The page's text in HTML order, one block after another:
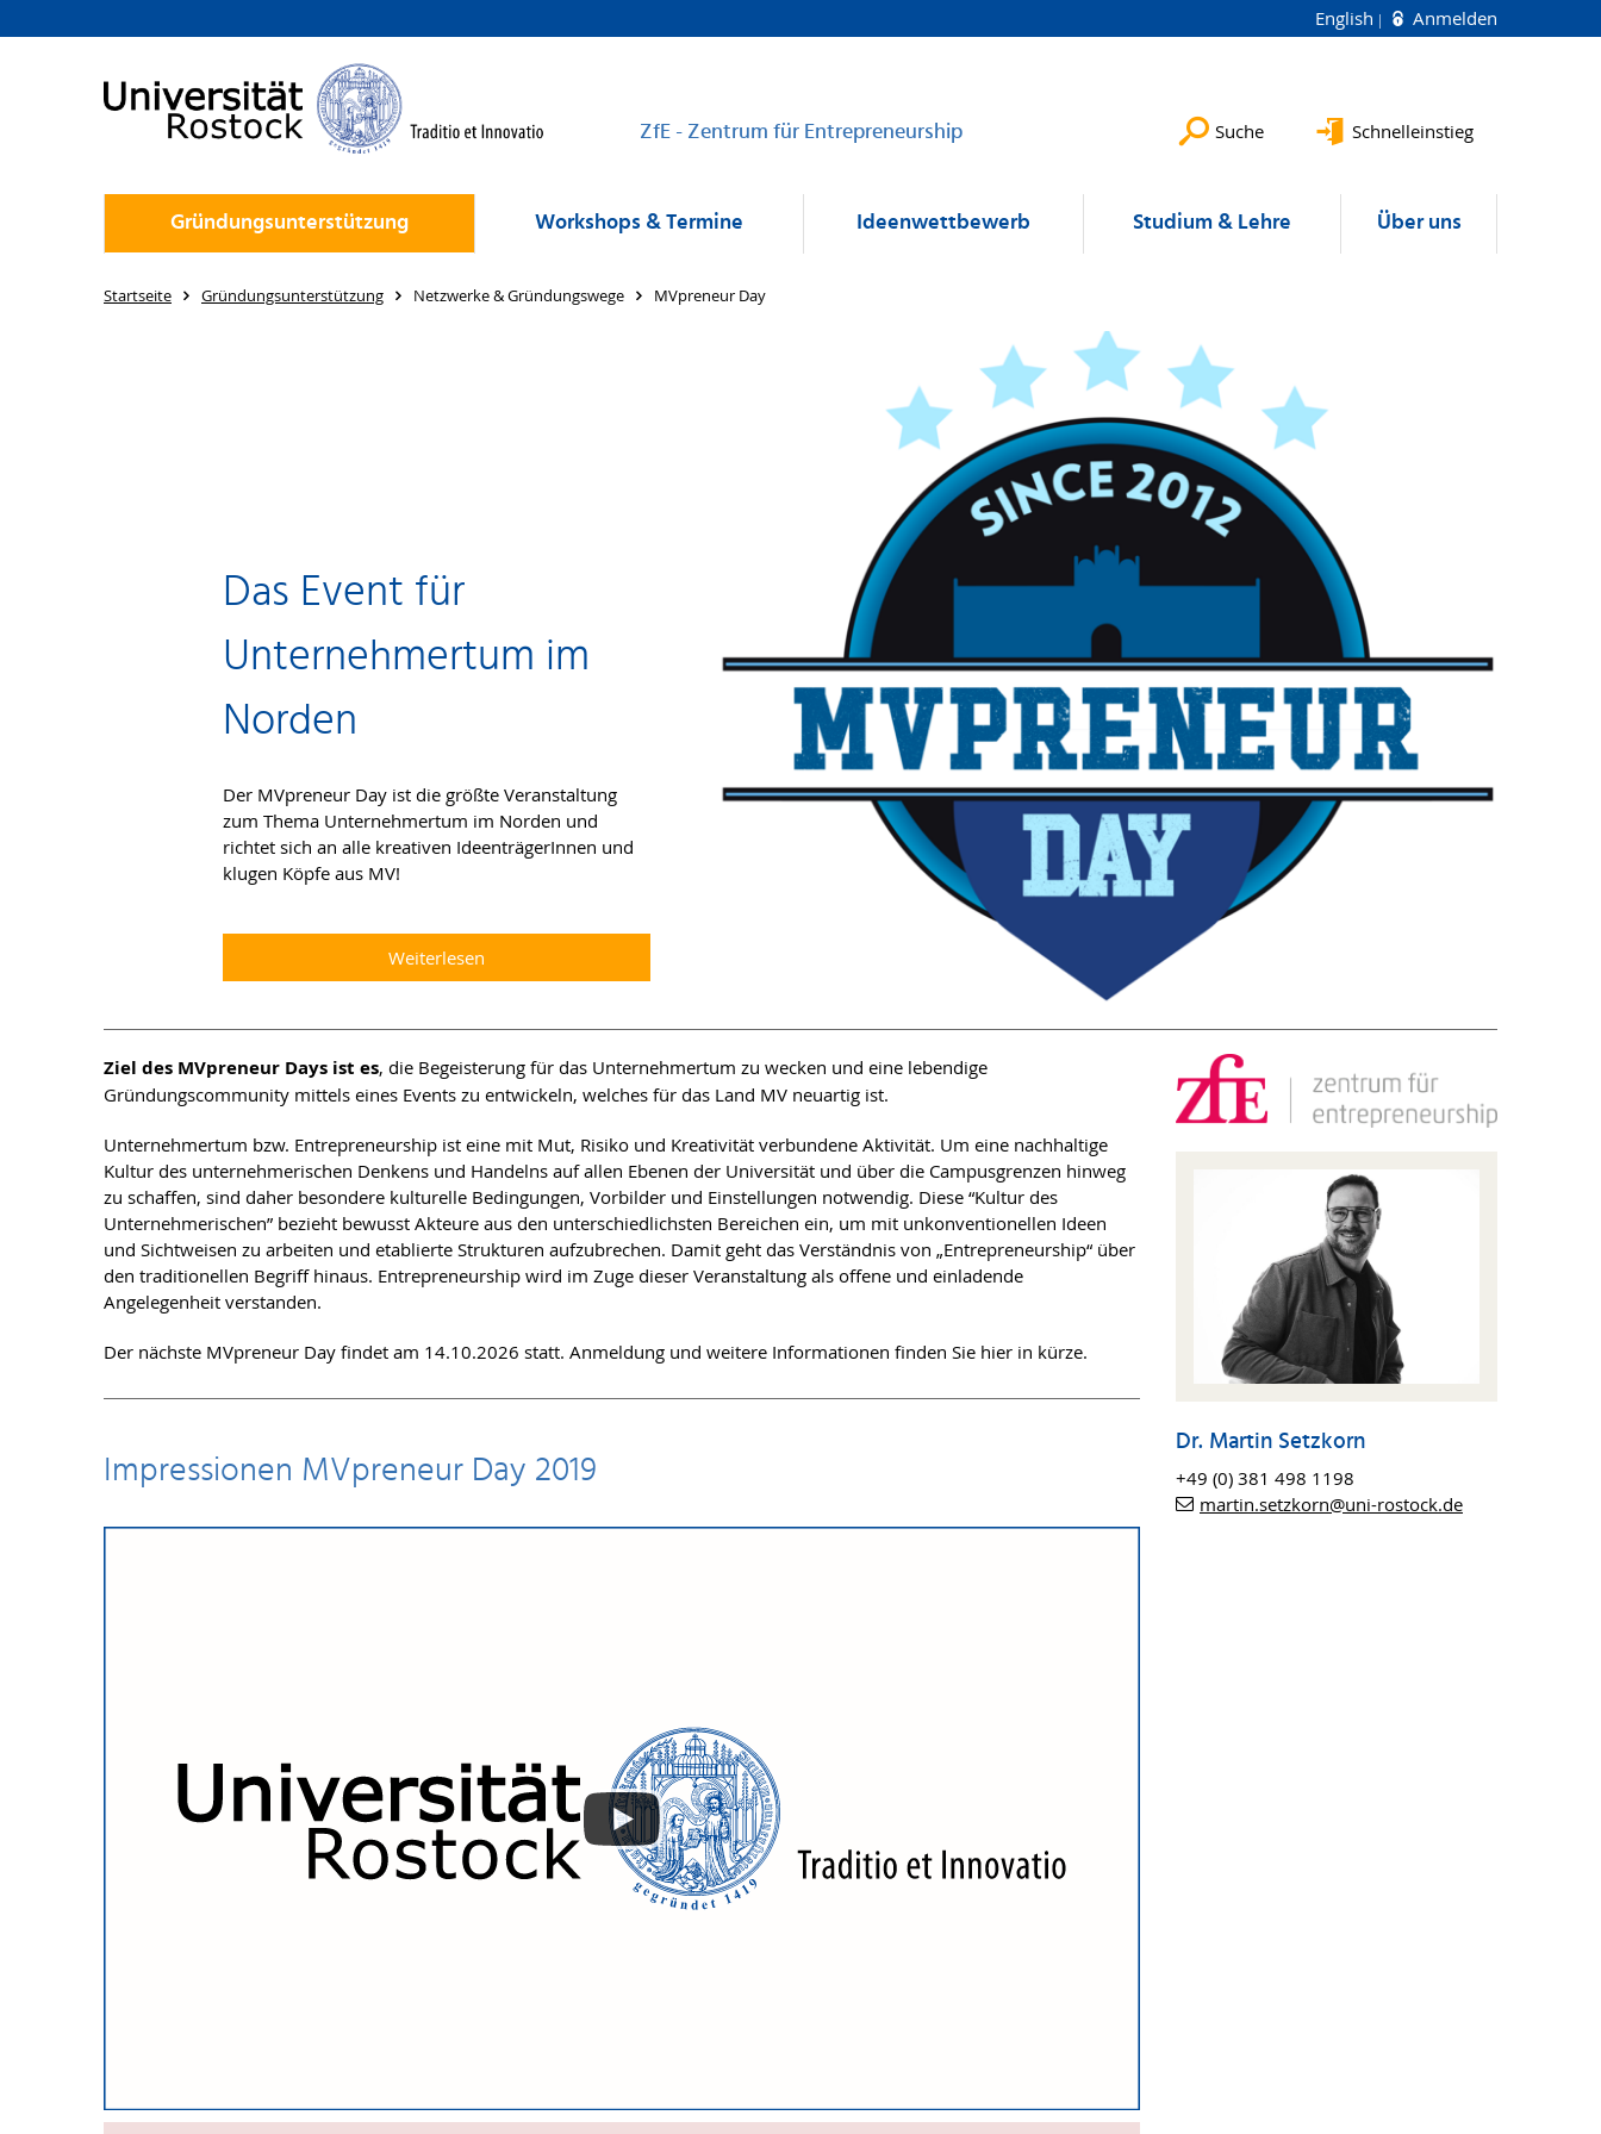
English Anmelden
ZfE - Zentrum für Entrepreneurship Suche Schnelleinstieg
Gründungsunterstützung Workshops & Termine Ideenwettbewerb Studium & Lehre Über uns
Startseite Gründungsunterstützung Netzwerke & Gründungswege MVpreneur Day
Das Event für
Unternehmertum im
Norden
Der MVpreneur Day ist die größte Veranstaltung
zum Thema Unternehmertum im Norden und
richtet sich an alle kreativen IdeenträgerInnen und
klugen Köpfe aus MV!
Weiterlesen
Ziel des MVpreneur Days ist es, die Begeisterung für das Unternehmertum zu wecken und eine lebendige
Gründungscommunity mittels eines Events zu entwickeln, welches für das Land MV neuartig ist.
Unternehmertum bzw. Entrepreneurship ist eine mit Mut, Risiko und Kreativität verbundene Aktivität. Um eine nachhaltige
Kultur des unternehmerischen Denkens und Handelns auf allen Ebenen der Universität und über die Campusgrenzen hinweg
zu schaffen, sind daher besondere kulturelle Bedingungen, Vorbilder und Einstellungen notwendig. Diese “Kultur des
Unternehmerischen” bezieht bewusst Akteure aus den unterschiedlichsten Bereichen ein, um mit unkonventionellen Ideen
und Sichtweisen zu arbeiten und etablierte Strukturen aufzubrechen. Damit geht das Verständnis von „Entrepreneurship“ über
den traditionellen Begriff hinaus. Entrepreneurship wird im Zuge dieser Veranstaltung als offene und einladende
Angelegenheit verstanden.
Der nächste MVpreneur Day findet am 14.10.2026 statt. Anmeldung und weitere Informationen finden Sie hier in kürze.
Impressionen MVpreneur Day 2019
Dr. Martin Setzkorn
+49 (0) 381 498 1198
martin.setzkorn@uni-rostock.de